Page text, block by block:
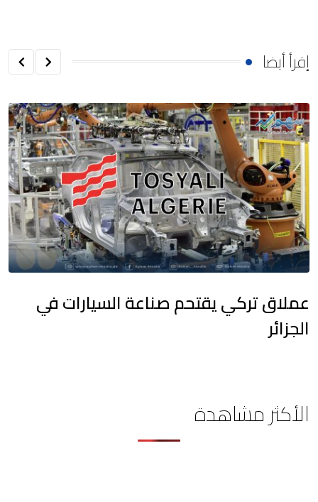
إقرأ أيضا
عملاق تركي يقتحم صناعة السيارات في
الجزائر
الأكثر مشاهدة